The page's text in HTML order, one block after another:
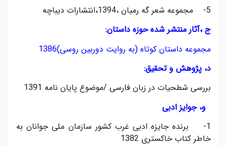
5- مجموعه شعر گه رمیان ،1394،انتشارات دیباچه
ج ،آثار منتشر شده حوزه داستان:
مجموعه داستان کوتاه (به روایت دوربین روسی)1386
د، پژوهش و تحقیق:
بررسی شطحیات در زبان فارسی /موضوع پایان نامه 1391
و، جوایز ادبی
1- برنده جایزه ادبی غرب کشور سازمان ملی جوانان به
خاطر کتاب خاکستری 1382